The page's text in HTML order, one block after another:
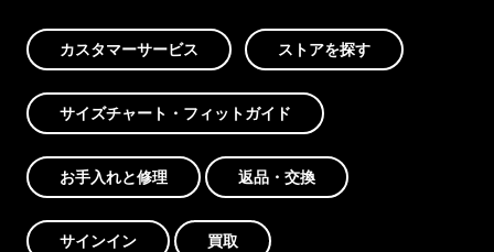
カスタマーサービス ストアを探す
サイズチャート・フィットガイド
お手入れと修理 返品・交換
サインイン 買取